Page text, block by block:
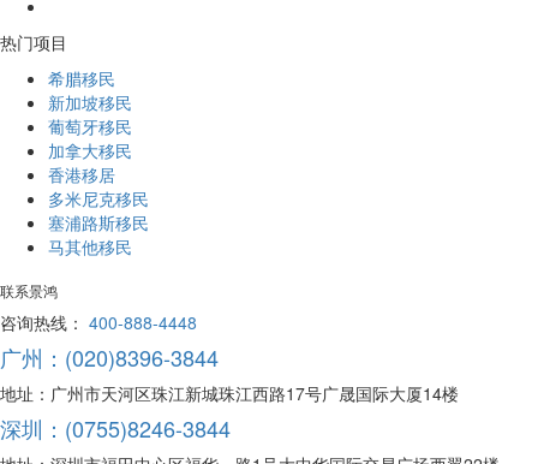
热门项目
希腊移民
新加坡移民
葡萄牙移民
加拿大移民
香港移居
多米尼克移民
塞浦路斯移民
马其他移民
联系景鸿
咨询热线： 400-888-4448
广州：(020)8396-3844
地址：广州市天河区珠江新城珠江西路17号广晟国际大厦14楼
深圳：(0755)8246-3844